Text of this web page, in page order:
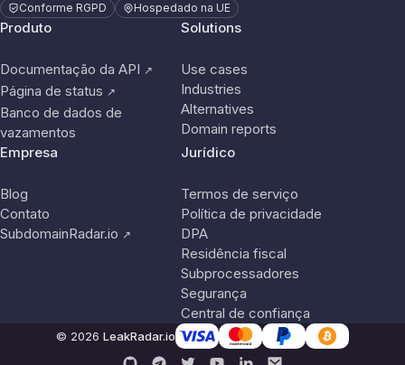
Conforme RGPD Hospedado na UE
Produto
Documentação da API ↗
Página de status ↗
Banco de dados de
vazamentos
Solutions
Use cases
Industries
Alternatives
Domain reports
Empresa
Blog
Contato
SubdomainRadar.io ↗
Jurídico
Termos de serviço
Política de privacidade
DPA
Residência fiscal
Subprocessadores
Segurança
Central de confiança
© 2026 LeakRadar.io